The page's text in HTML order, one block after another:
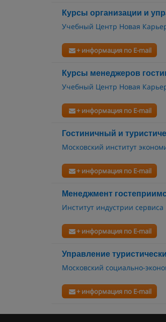
Курсы организации и
Учебный Центр Новая
+ информация по E-mail
Курсы менеджеров
Учебный Центр Новая
+ информация по E-mail
Гостиничный и
Московский институт
+ информация по E-mail
Менеджмент
Институт индустрии сервиса
+ информация по E-mail
Управление
Московский социально-
+ информация по E-mail